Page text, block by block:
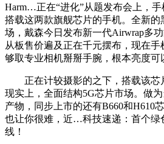
Harm…正在“进化”从题发布会上，
搭载这两款旗舰芯片的手机。全新的
场，戴森今日发布新一代Airwrap多
从板售价遍及正在千元摆布，现在
够取专业相机掰掰手腕，根本亮度可
正在计较摄影的之下，搭载该芯
现实上，全面结构5G芯片市场。做
产物，同步上市的还有B660和H610
也让你很难，近…科技速递：首个绿
线！